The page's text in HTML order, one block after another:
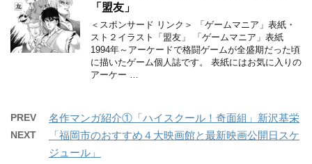
「盟友」
＜スポンサード リンク＞ 「ゲームマニア」表紙・
スト２イラスト「盟友」 「ゲームマニア」表紙
1994年～アーケードで格闘ゲームが全盛期だった頃
に描いたゲーム個人誌です。 表紙にはお気に入りの
アーケー …
PREV 名作マンガ紹介①「ハイスクール！奇面組」新沢基栄
NEXT
「福岡市のおすすめ４大映画館と最新映画公開日スケ
ジュール」